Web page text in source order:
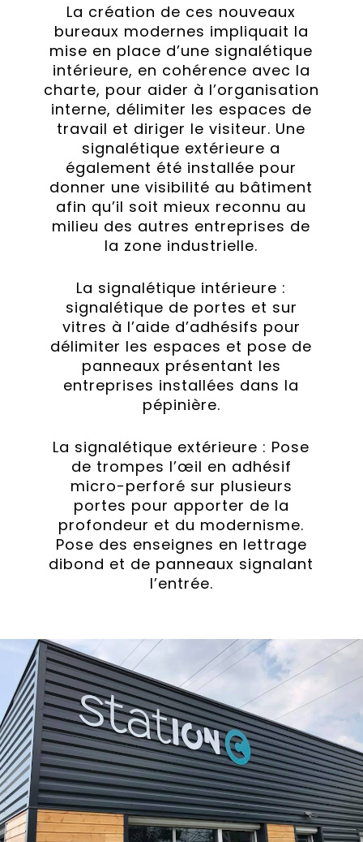
La création de ces nouveaux
bureaux modernes impliquait la
mise en place d’une signalétique
intérieure, en cohérence avec la
charte, pour aider à l’organisation
interne, délimiter les espaces de
travail et diriger le visiteur. Une
signalétique extérieure a
également été installée pour
donner une visibilité au bâtiment
afin qu’il soit mieux reconnu au
milieu des autres entreprises de
la zone industrielle.
La signalétique intérieure :
signalétique de portes et sur
vitres à l’aide d’adhésifs pour
délimiter les espaces et pose de
panneaux présentant les
entreprises installées dans la
pépinière.
La signalétique extérieure : Pose
de trompes l’œil en adhésif
micro-perforé sur plusieurs
portes pour apporter de la
profondeur et du modernisme.
Pose des enseignes en lettrage
dibond et de panneaux signalant
l’entrée.